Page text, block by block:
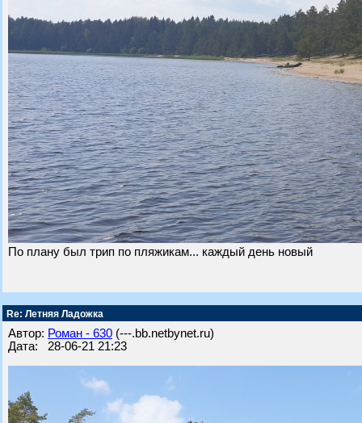
По плану был трип по пляжикам... каждый день новый
Re: Летняя Ладожка
Автор: Роман - 630 (---.bb.netbynet.ru)
Дата: 28-06-21 21:23